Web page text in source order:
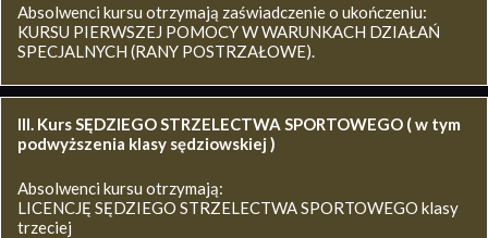
Absolwenci kursu otrzymają zaświadczenie o ukończeniu:
KURSU PIERWSZEJ POMOCY W WARUNKACH DZIAŁAŃ
SPECJALNYCH (RANY POSTRZAŁOWE).
III. Kurs SĘDZIEGO STRZELECTWA SPORTOWEGO ( w tym
podwyższenia klasy sędziowskiej )
Absolwenci kursu otrzymają:
LICENCJĘ SĘDZIEGO STRZELECTWA SPORTOWEGO klasy
trzeciej